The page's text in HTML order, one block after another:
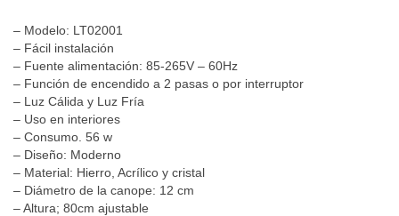
– Modelo: LT02001
– Fácil instalación
– Fuente alimentación: 85-265V – 60Hz
– Función de encendido a 2 pasas o por interruptor
– Luz Cálida y Luz Fría
– Uso en interiores
– Consumo. 56 w
– Diseño: Moderno
– Material: Hierro, Acrílico y cristal
– Diámetro de la canope: 12 cm
– Altura; 80cm ajustable